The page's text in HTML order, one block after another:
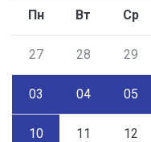
Пн Вт Ср
27 28 29
03 04 05
10 11 12